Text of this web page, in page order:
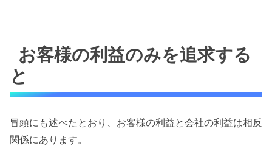
お客様の利益のみを追求する
と
冒頭にも述べたとおり、お客様の利益と会社の利益は相反
関係にあります。